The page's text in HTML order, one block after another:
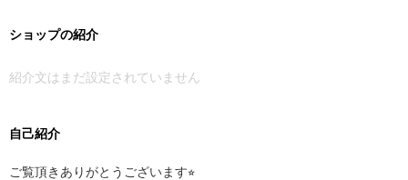
ショップの紹介
紹介文はまだ設定されていません
自己紹介
ご覧頂きありがとうございます⭐︎